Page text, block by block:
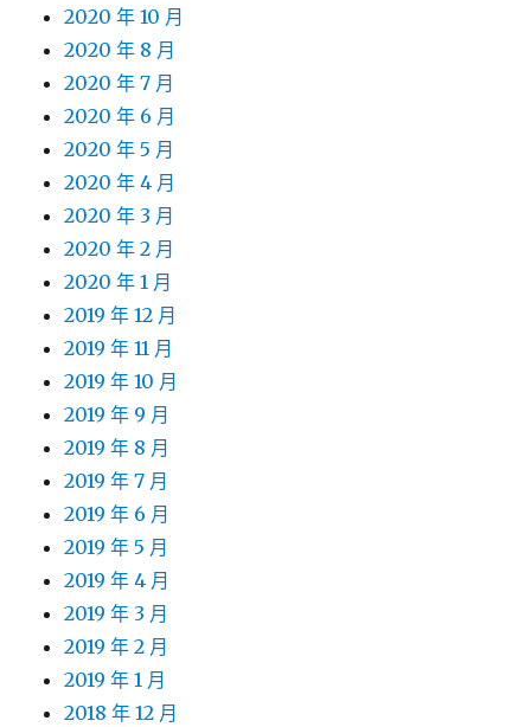
2020 年 10 月
2020 年 8 月
2020 年 7 月
2020 年 6 月
2020 年 5 月
2020 年 4 月
2020 年 3 月
2020 年 2 月
2020 年 1 月
2019 年 12 月
2019 年 11 月
2019 年 10 月
2019 年 9 月
2019 年 8 月
2019 年 7 月
2019 年 6 月
2019 年 5 月
2019 年 4 月
2019 年 3 月
2019 年 2 月
2019 年 1 月
2018 年 12 月